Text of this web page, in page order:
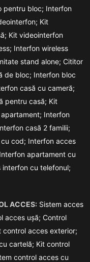
pentru bloc; Interfon
Kit
Kit videointerfon
Interfon wireless
stand alone; Cititor
de bloc; Interfon bloc
casă cu cameră;
pentru casă; Kit
Interfon
casă 2 familii;
cod; Interfon acces
Interfon apartament cu
interfon cu telefonul;
ACCES: Sistem acces
acces ușă; Control
control acces exterior;
cartelă; Kit control
control acces cu